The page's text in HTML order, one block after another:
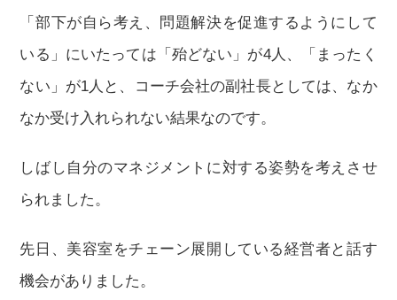
「部下が自ら考え、問題解決を促進するようにして
いる」にいたっては「殆どない」が4人、「まったく
ない」が1人と、コーチ会社の副社長としては、なか
なか受け入れられない結果なのです。
しばし自分のマネジメントに対する姿勢を考えさせ
られました。
先日、美容室をチェーン展開している経営者と話す
機会がありました。